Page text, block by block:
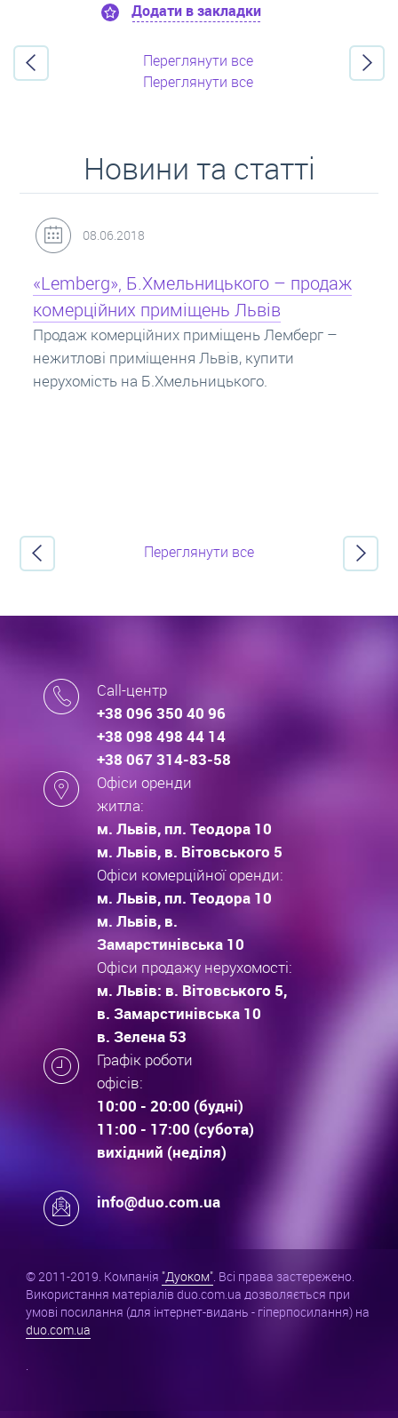
Додати в закладки
Переглянути все
Переглянути все
Новини та статті
31.05.2018
Кредит під заставу нерухомості: іпотека
Іпотека на квартиру – кредит на житло під
заставу нерухомості. Купити в іпотеку – що
потрібно знати? Консультація від Експертів
про іпотечні кредити.
Переглянути все
Call-центр
+38 096 350 40 96
+38 098 498 44 14
+38 067 314-83-58
Офіси оренди
житла:
м. Львів, пл. Теодора 10
м. Львів, в. Вітовського 5
Офіси комерційної оренди:
м. Львів, пл. Теодора 10
м. Львів, в.
Замарстинівська 10
Офіси продажу нерухомості:
м. Львів: в. Вітовського 5,
в. Замарстинівська 10
в. Зелена 53
Графік роботи
офісів:
10:00 - 20:00 (будні)
11:00 - 17:00 (субота)
вихідний (неділя)
info@duo.com.ua
© 2011-2019. Компанія "Дуоком". Всі права застережено.
Використання матеріалів duo.com.ua дозволяється при
умові посилання (для інтернет-видань - гіперпосилання) на
duo.com.ua
.